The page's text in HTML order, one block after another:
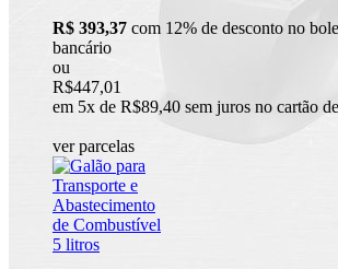
R$ 393,37 com 12% de desconto no
bancário
ou
R$447,01
em 5x de R$89,40 sem juros no cartão
ver parcelas